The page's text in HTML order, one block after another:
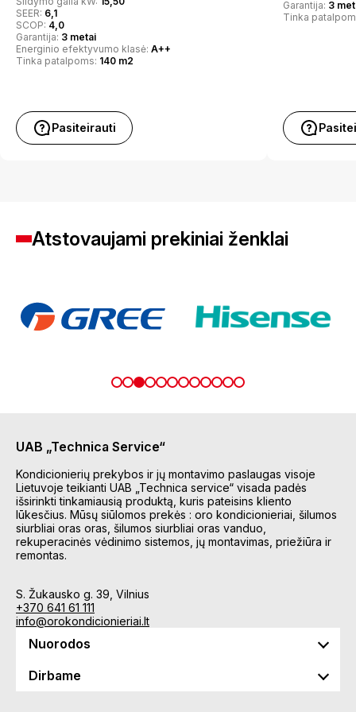
SEER: 6,1
SCOP: 4,0
Garantija: 3 metai
Energinio efektyvumo klasė: A++
Tinka patalpoms: 140 m2
Pasiteirauti
Garantija: 3
Tinka
Atstovaujami prekiniai ženklai
UAB „Technica Service“
Kondicionierių prekybos ir jų montavimo paslaugas visoje
Lietuvoje teikianti UAB „Technica service“ visada padės
išsirinkti tinkamiausią produktą, kuris pateisins kliento
lūkesčius. Mūsų siūlomos prekės : oro kondicionieriai, šilumos
siurbliai oras oras, šilumos siurbliai oras vanduo,
rekuperacinės vėdinimo sistemos, jų montavimas, priežiūra ir
remontas.
S. Žukausko g. 39, Vilnius
+370 641 61 111
info@orokondicionieriai.lt
Nuorodos
Dirbame